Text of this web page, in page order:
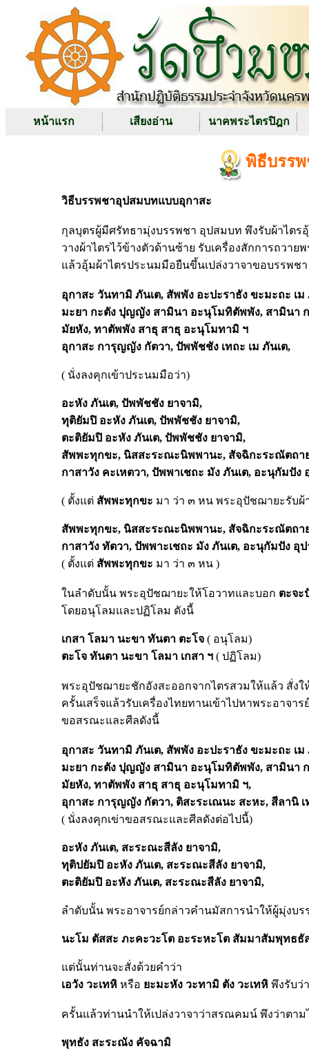
หน้าแรก เสียงอ่าน นาคพระไตรปิฎก
พิธีบรร
วิธีบรรพชาอุปสมบทแบบอุกาสะ
กุลบุตรผู้มีศรัทธามุ่งบรรพชา อุปสมบท พึงรับผ้าไต
วางผ้าไตรไว้ข้างตัวด้านซ้าย รับเครื่องสักการถวา
แล้วอุ้มผ้าไตรประนมมือยืนขึ้นเปล่งวาจาขอบรรพช
อุกาสะ วันทามิ ภันเต, สัพพัง อะปะราธัง ขะมะถะ เม
มะยา กะตัง ปุญญัง สามินา อะนุโมทิตัพพัง, สามินา
มัยหัง, ทาตัพพัง สาธุ สาธุ อะนุโมทามิ ฯ
อุกาสะ การุญญัง กัตวา, ปัพพัชชัง เทถะ เม ภันเต,
( นั่งลงคุกเข้าประนมมือว่า)
อะหัง ภันเต, ปัพพัชชัง ยาจามิ,
ทุติยัมปิ อะหัง ภันเต, ปัพพัชชัง ยาจามิ,
ตะติยัมปิ อะหัง ภันเต, ปัพพัชชัง ยาจามิ,
สัพพะทุกขะ, นิสสะระณะนิพพานะ, สัจฉิกะระณัตถา
กาสาวัง คะเหตวา, ปัพพาเชถะ มัง ภันเต, อะนุกัมปัง
( ตั้งแต่ สัพพะทุกขะ มา ว่า ๓ หน พระอุปัชฌายะรับผ้
สัพพะทุกขะ, นิสสะระณะนิพพานะ, สัจฉิกะระณัตถา
กาสาวัง ทัตวา, ปัพพาะเชถะ มัง ภันเต, อะนุกัมปัง อุ
( ตั้งแต่ สัพพะทุกขะ มา ว่า ๓ หน )
ในลำดับนั้น พระอุปัชฌายะให้โอวาทและบอก ตะจ
โดยอนุโลมและปฏิโลม ดังนี้
เกสา โลมา นะขา ทันตา ตะโจ ( อนุโลม)
ตะโจ ทันตา นะขา โลมา เกสา ฯ ( ปฏิโลม)
พระอุปัชฌายะชักอังสะออกจากไตรสวมให้แล้ว สั่งใ
ครั้นเสร็จแล้วรับเครื่องไทยทานเข้าไปหาพระอาจ
ขอสรณะและศีลดังนี้
อุกาสะ วันทามิ ภันเต, สัพพัง อะปะราธัง ขะมะถะ เม
มะยา กะตัง ปุญญัง สามินา อะนุโมทิตัพพัง, สามินา
มัยหัง, ทาตัพพัง สาธุ สาธุ อะนุโมทามิ ฯ,
อุกาสะ การุญญัง กัตวา, ติสะระเณนะ สะหะ, สีลานิ
( นั่งลงคุกเข่าขอสรณะและศีลดังต่อไปนี้)
อะหัง ภันเต, สะระณะสีลัง ยาจามิ,
ทุติปยัมปิ อะหัง ภันเต, สะระณะสีลัง ยาจามิ,
ตะติยัมปิ อะหัง ภันเต, สะระณะสีลัง ยาจามิ,
ลำดับนั้น พระอาจารย์กล่าวคำนมัสการนำให้ผู้มุ่งบร
นะโม ตัสสะ ภะคะวะโต อะระหะโต สัมมาสัมพุทธธั
แต่นั้นท่านจะสั่งด้วยคำว่า
เอวัง วะเทหิ หรือ ยะมะหัง วะทามิ ตัง วะเทหิ พึงรับว่
ครั้นแล้วท่านนำให้เปล่งวาจาว่าสรณคมน์ พึงว่าตาม
พุทธัง สะระณัง คัจฉามิ